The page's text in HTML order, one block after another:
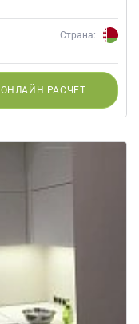
Страна:
ОНЛАЙН РАСЧЕТ